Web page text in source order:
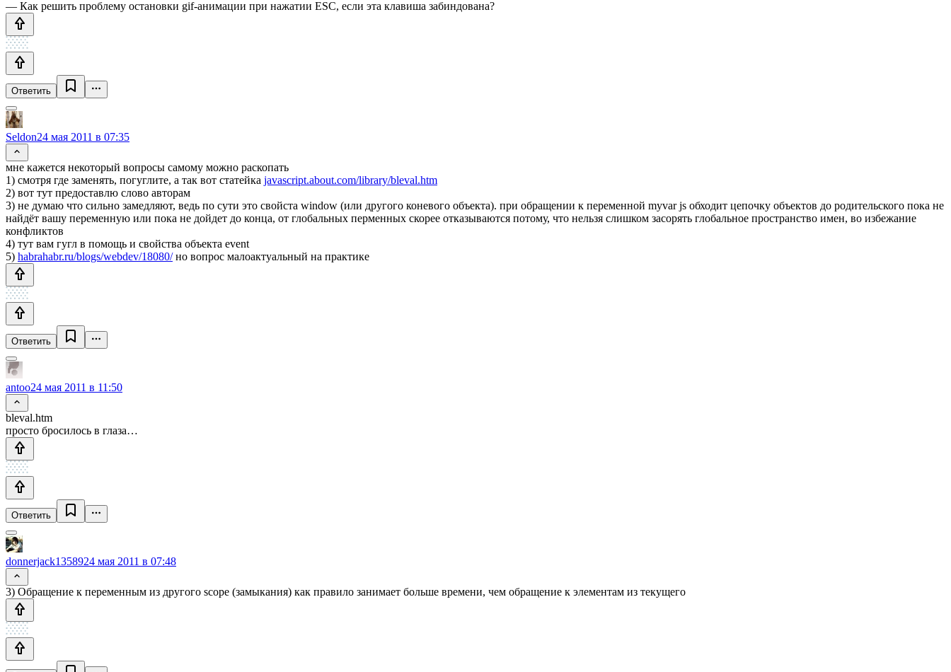
— Как решить проблему остановки gif-анимации при нажатии ESC, если эта клавиша забиндована?
Ответить
Seldon24 мая 2011 в 07:35
мне кажется некоторый вопросы самому можно раскопать
1) смотря где заменять, погуглите, а так вот статейка javascript.about.com/library/bleval.htm
2) вот тут предоставлю слово авторам
3) не думаю что сильно замедляют, ведь по сути это свойста window (или другого коневого объекта). при обращении к переменной myvar js обходит цепочку объектов до родительского пока не
найдёт вашу переменную или пока не дойдет до конца, от глобальных перменных скорее отказываются потому, что нельзя слишком засорять глобальное пространство имен, во избежание
конфликтов
4) тут вам гугл в помощь и свойства объекта event
5) habrahabr.ru/blogs/webdev/18080/но вопрос малоактуальный на практике
Ответить
antoo24 мая 2011 в 11:50
bleval.htm
просто бросилось в глаза…
Ответить
donnerjack1358924 мая 2011 в 07:48
3) Обращение к переменным из другого scope (замыкания) как правило занимает больше времени, чем обращение к элементам из текущего